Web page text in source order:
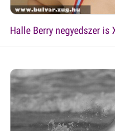
Halle Berry negyedszer is